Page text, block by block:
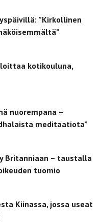
”Kirkollinen
kotikouluna,
nuorempana –
meditaatiota”
Britanniaan – taustalla
tuomio
Kiinassa, jossa useat